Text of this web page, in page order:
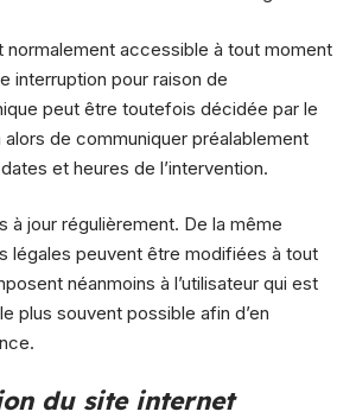
normalement accessible à tout moment
interruption pour raison de
peut être toutefois décidée par le
alors de communiquer préalablement
et heures de l’intervention.
à jour régulièrement. De la même
légales peuvent être modifiées à tout
néanmoins à l’utilisateur qui est
plus souvent possible afin d’en
du site internet